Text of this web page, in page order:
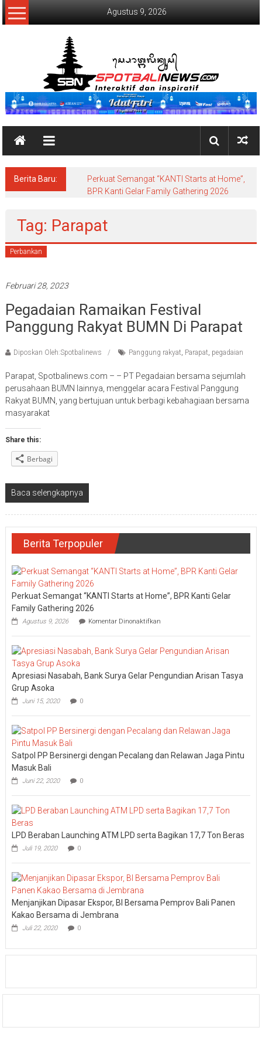
Lompat
ke
Agustus 9, 2026
SpotBaliNews
Berita Baru:
Perkuat Semangat “KANTI Starts at Home”,
BPR Kanti Gelar Family Gathering 2026
Tag: Parapat
Perbankan
Februari 28, 2023
Pegadaian Ramaikan Festival
Panggung Rakyat BUMN Di Parapat
Diposkan Oleh:Spotbalinews Panggung rakyat, Parapat, pegadaian
Parapat, Spotbalinews.com – – PT Pegadaian bersama sejumlah
perusahaan BUMN lainnya, menggelar acara Festival Panggung
Rakyat BUMN, yang bertujuan untuk berbagi kebahagiaan bersama
masyarakat
Share this:
Berbagi
Baca selengkapnya
Berita Terpopuler
Perkuat Semangat “KANTI Starts at Home”, BPR Kanti Gelar
Family Gathering 2026
Agustus 9, 2026 Komentar Dinonaktifkanpada
Semangat
“KANTI
Starts
Home”,
2026
Apresiasi Nasabah, Bank Surya Gelar Pengundian Arisan Tasya
Grup Asoka
Juni 15, 2020 0
Satpol PP Bersinergi dengan Pecalang dan Relawan Jaga Pintu
Masuk Bali
Juni 22, 2020 0
LPD Beraban Launching ATM LPD serta Bagikan 17,7 Ton Beras
Juli 19, 2020 0
Menjanjikan Dipasar Ekspor, BI Bersama Pemprov Bali Panen
Kakao Bersama di Jembrana
Juli 22, 2020 0